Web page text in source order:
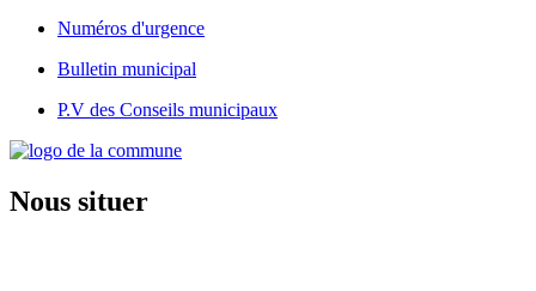
Numéros d'urgence
Bulletin municipal
P.V des Conseils municipaux
Nous situer